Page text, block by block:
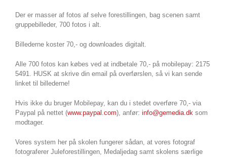
Der er masser af fotos af selve forestillingen, bag scenen samt
gruppebilleder, 700 fotos i alt.
Billederne koster 70,- og downloades digitalt.
Alle 700 fotos kan købes ved at indbetale 70,- på mobilepay: 2175
5491. HUSK at skrive din email på overførslen, så vi kan sende
linket til billederne!
Hvis ikke du bruger Mobilepay, kan du i stedet overføre 70,- via
Paypal på nettet (www.paypal.com), anfør: info@gemedia.dk som
modtager.
Vores system her på skolen fungerer sådan, at vores fotograf
fotograferer Juleforestillingen, Medaljedag samt skolens særlige